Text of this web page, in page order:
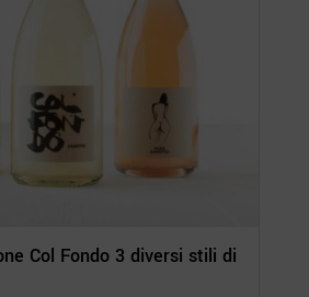
Col Fondo 3 diversi stili di